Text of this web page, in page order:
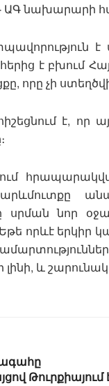
ԱԳ նախարարի
է բխում
որը չի
հիշեցնում է,
ում
արևմուտքը
սրման նոր
որևէ երկիր
լինի, և
Թուրքիայում